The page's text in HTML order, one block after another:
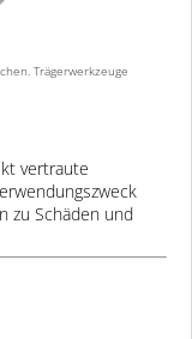
Trägerwerkzeuge
vertraute
zu Schäden und